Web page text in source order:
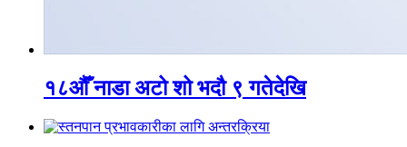
१८औँ नाडा अटो शो भदौ ९ गतेदेखि